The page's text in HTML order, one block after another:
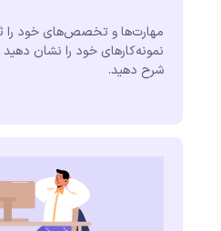
مهارت‌ها و تخصص‌های خود را
نمونه‌کارهای خود را نشان
شرح دهید.